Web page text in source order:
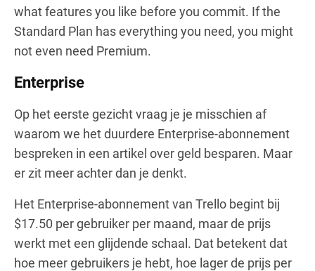
what features you like before you commit. If the
Standard Plan has everything you need, you might
not even need Premium.
Enterprise
Op het eerste gezicht vraag je je misschien af
waarom we het duurdere Enterprise-abonnement
bespreken in een artikel over geld besparen. Maar
er zit meer achter dan je denkt.
Het Enterprise-abonnement van Trello begint bij
$17.50 per gebruiker per maand, maar de prijs
werkt met een glijdende schaal. Dat betekent dat
hoe meer gebruikers je hebt, hoe lager de prijs per